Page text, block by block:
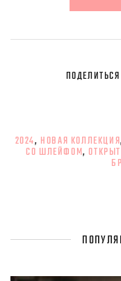
ПОДЕЛИТЬСЯ
2024, НОВАЯ КОЛЛЕКЦИЯ
СО ШЛЕЙФОМ,